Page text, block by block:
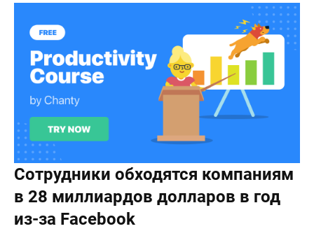
Сотрудники обходятся компаниям
в 28 миллиардов долларов в год
из-за Facebook